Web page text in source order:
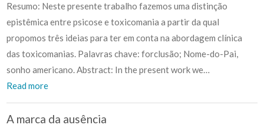
Resumo: Neste presente trabalho fazemos uma distinção
epistêmica entre psicose e toxicomania a partir da qual
propomos três ideias para ter em conta na abordagem clínica
das toxicomanias. Palavras chave: forclusão; Nome-do-Pai,
sonho americano. Abstract: In the present work we…
Read more
A marca da ausência